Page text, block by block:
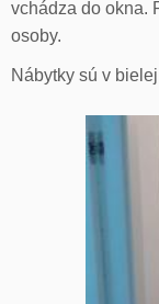
vchádza do okna.
osoby.
Nábytky sú v